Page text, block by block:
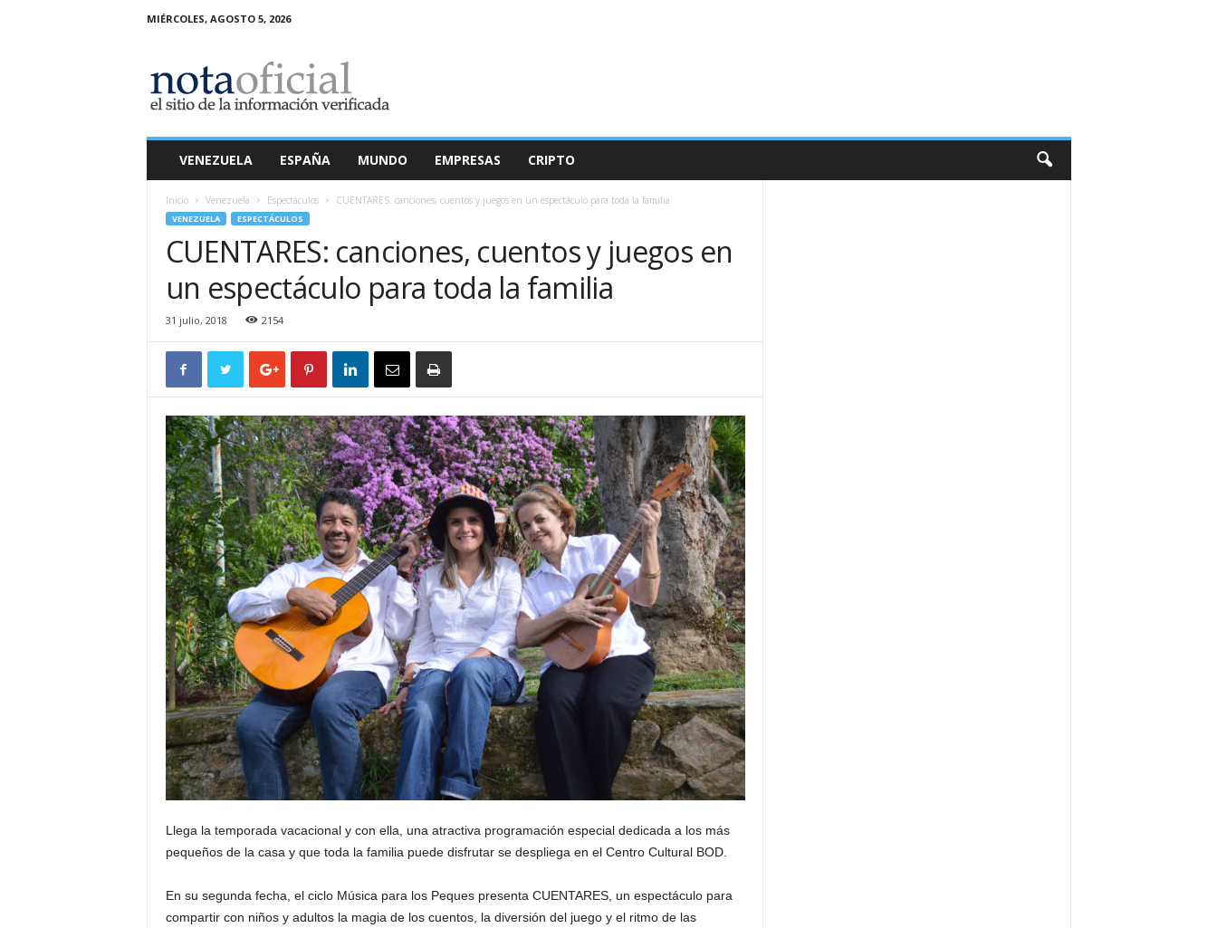
MIÉRCOLES, AGOSTO 5, 2026
a
O
VENEZUELA ESPAÑA MUNDO EMPRESAS CRIPTO
Inicio Venezuela Espectáculos CUENTARES: canciones, cuentos y juegos en un espectáculo para toda la familia
VENEZUELA ESPECTÁCULOS
CUENTARES: canciones, cuentos y juegos en
un espectáculo para toda la familia
31 julio, 2018 2154
Llega la temporada vacacional y con ella, una atractiva programación especial dedicada a los más
pequeños de la casa y que toda la familia puede disfrutar se despliega en el Centro Cultural BOD.
En su segunda fecha, el ciclo Música para los Peques presenta CUENTARES, un espectáculo para
compartir con niños y adultos la magia de los cuentos, la diversión del juego y el ritmo de las